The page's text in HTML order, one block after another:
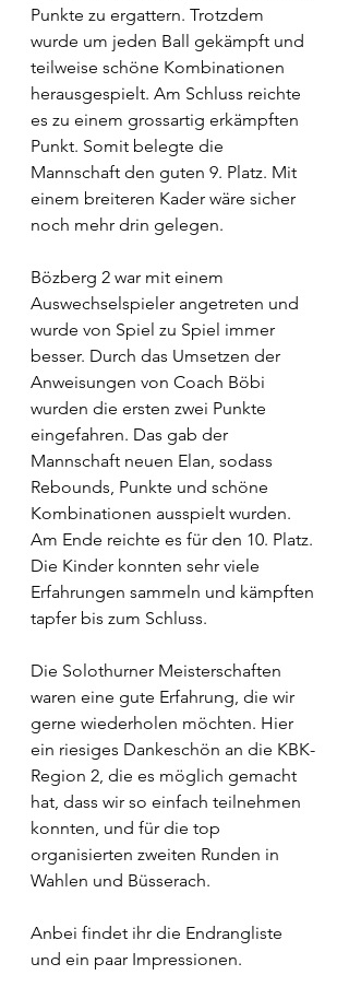
Punkte zu ergattern. Trotzdem
wurde um jeden Ball gekämpft und
teilweise schöne Kombinationen
herausgespielt. Am Schluss reichte
es zu einem grossartig erkämpften
Punkt. Somit belegte die
Mannschaft den guten 9. Platz. Mit
einem breiteren Kader wäre sicher
noch mehr drin gelegen.
Bözberg 2 war mit einem
Auswechselspieler angetreten und
wurde von Spiel zu Spiel immer
besser. Durch das Umsetzen der
Anweisungen von Coach Böbi
wurden die ersten zwei Punkte
eingefahren. Das gab der
Mannschaft neuen Elan, sodass
Rebounds, Punkte und schöne
Kombinationen ausspielt wurden.
Am Ende reichte es für den 10. Platz.
Die Kinder konnten sehr viele
Erfahrungen sammeln und kämpften
tapfer bis zum Schluss.
Die Solothurner Meisterschaften
waren eine gute Erfahrung, die wir
gerne wiederholen möchten. Hier
ein riesiges Dankeschön an die KBK-
Region 2, die es möglich gemacht
hat, dass wir so einfach teilnehmen
konnten, und für die top
organisierten zweiten Runden in
Wahlen und Büsserach.
Anbei findet ihr die Endrangliste
und ein paar Impressionen.